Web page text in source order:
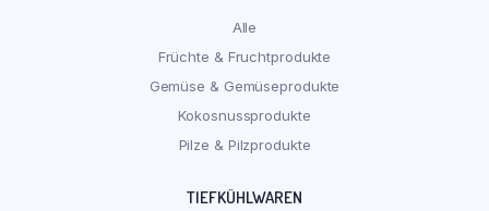
Alle
Früchte & Fruchtprodukte
Gemüse & Gemüseprodukte
Kokosnussprodukte
Pilze & Pilzprodukte
TIEFKÜHLWAREN